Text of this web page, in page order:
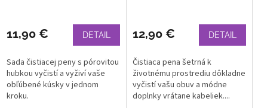
11,90 € DETAIL
Sada čistiacej peny s pórovitou
hubkou vyčistí a vyživí vaše
obľúbené kúsky v jednom
kroku.
12,90 € DETAIL
Čistiaca pena šetrná k
životnému prostrediu dôkladne
vyčistí vašu obuv a módne
doplnky vrátane kabeliek....